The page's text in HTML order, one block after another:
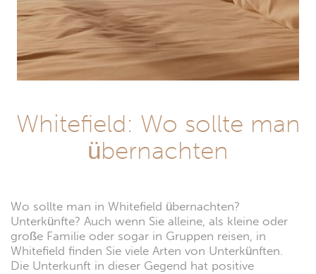
Whitefield: Wo sollte man
übernachten
Wo sollte man in Whitefield übernachten?
Unterkünfte? Auch wenn Sie alleine, als kleine oder
große Familie oder sogar in Gruppen reisen, in
Whitefield finden Sie viele Arten von Unterkünften.
Die Unterkunft in dieser Gegend hat positive